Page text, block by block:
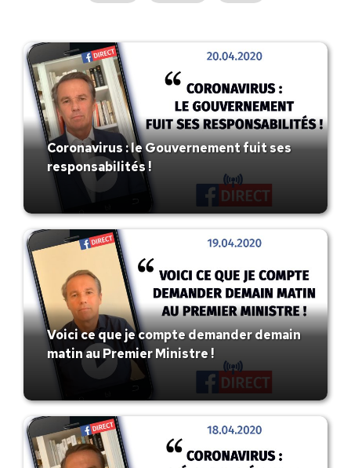
Coronavirus : le Gouvernement fuit ses
responsabilités !
Voici ce que je compte demander demain
matin au Premier Ministre !